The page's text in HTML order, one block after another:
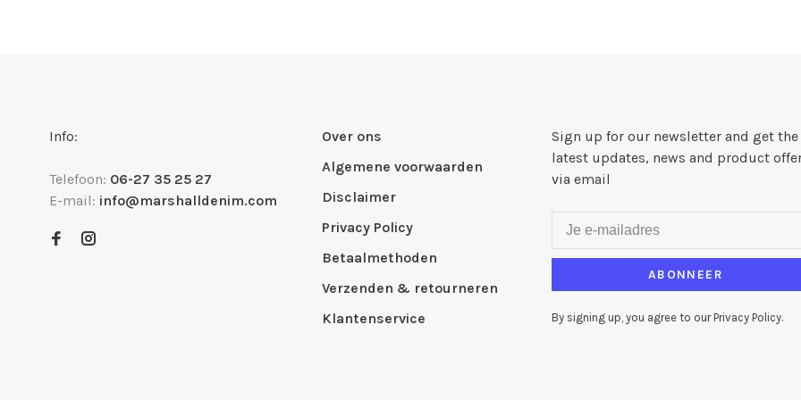
Info:
Telefoon: 06-27 35 25 27
E-mail: info@marshalldenim.com
Over ons
Algemene voorwaarden
Disclaimer
Privacy Policy
Betaalmethoden
Verzenden & retourneren
Klantenservice
Sign up for our newsletter and get the
latest updates, news and product
via email
ABONNEER
By signing up, you agree to our Privacy Policy.